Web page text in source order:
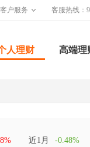
客户服务 客服热线：
人理财 高端理
近1月
-0.48%